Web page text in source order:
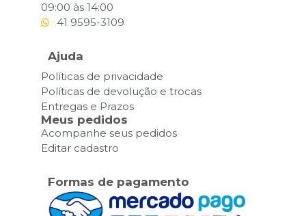
09:00 às 14:00
41 9595-3109
Ajuda
Políticas de privacidade
Políticas de devolução e trocas
Entregas e Prazos
Meus pedidos
Acompanhe seus pedidos
Editar cadastro
Formas de pagamento